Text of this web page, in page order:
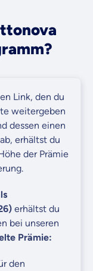
Link, den du
weitergeben
dessen einen
erhältst du
der Prämie
erhältst du
bei unseren
Prämie:
den
Einwilligungzur